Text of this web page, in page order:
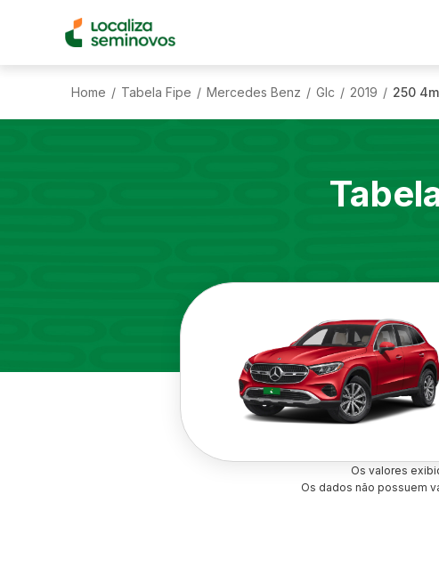
Home / Tabela Fipe / Mercedes Benz / Glc / 2019 / 250
Os valores
Os dados não possuem